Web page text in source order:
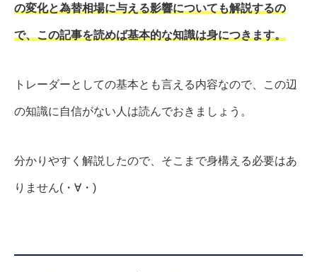
の変化と為替相場に与える影響についても解説するの
で、この記事を読めば基本的な知識は身につきます。
トレーダーとしての基本とも言える内容なので、この辺
の知識に自信がない人は読んでおきましょう。
分かりやすく解説したので、そこまで身構える必要はあ
りません(・∀・)